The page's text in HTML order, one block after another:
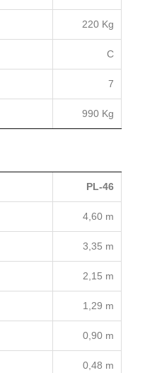
220 Kg
C
7
990 Kg
PL-46
4,60 m
3,35 m
2,15 m
1,29 m
0,90 m
0,48 m